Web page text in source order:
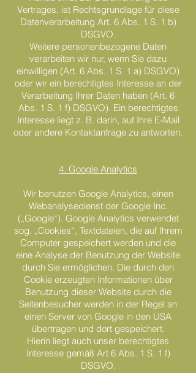
Vertrages, ist Rechtsgrundlage für diese
Datenverarbeitung Art. 6 Abs. 1 S. 1 b)
DSGVO.
Weitere personenbezogene Daten
verarbeiten wir nur, wenn Sie dazu
einwilligen (Art. 6 Abs. 1 S. 1 a) DSGVO)
oder wir ein berechtigtes Interesse an der
Verarbeitung Ihrer Daten haben (Art. 6
Abs. 1 S. 1 f) DSGVO). Ein berechtigtes
Interesse liegt z. B. darin, auf Ihre E-Mail
oder andere Kontaktanfrage zu antworten.
4. Google Analytics
Wir benutzen Google Analytics, einen
Webanalysedienst der Google Inc.
(„Google“). Google Analytics verwendet
sog. „Cookies“, Textdateien, die auf Ihrem
Computer gespeichert werden und die
eine Analyse der Benutzung der Website
durch Sie ermöglichen. Die durch den
Cookie erzeugten Informationen über
Benutzung dieser Website durch die
Seitenbesucher werden in der Regel an
einen Server von Google in den USA
übertragen und dort gespeichert.
Hierin liegt auch unser berechtigtes
Interesse gemäß Art 6 Abs. 1 S. 1 f)
DSGVO.